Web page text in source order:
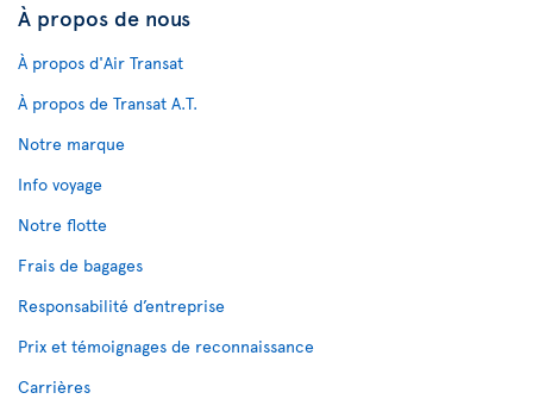
À propos de nous
À propos d'Air Transat
À propos de Transat A.T.
Notre marque
Info voyage
Notre flotte
Frais de bagages
Responsabilité d’entreprise
Prix et témoignages de reconnaissance
Carrières